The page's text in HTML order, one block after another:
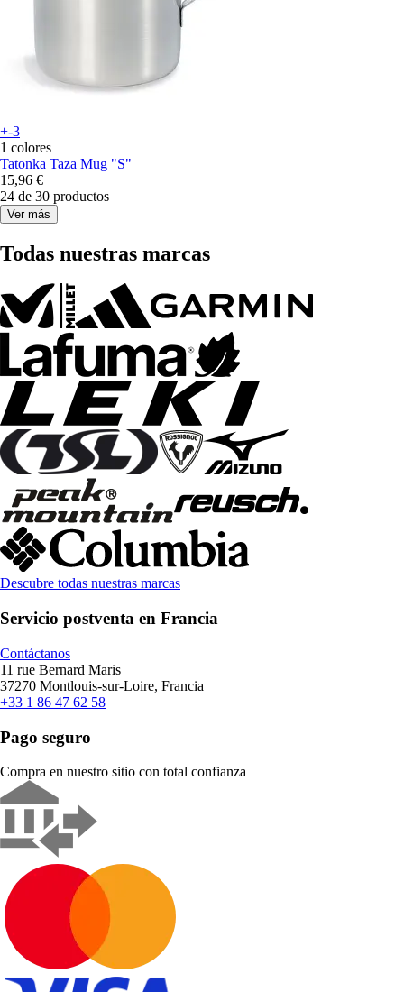
+-3
1 colores
Tatonka Taza Mug "S"
15,96 €
24 de 30 productos
Ver más
Todas nuestras marcas
Descubre todas nuestras marcas
Servicio postventa en Francia
Contáctanos
11 rue Bernard Maris
37270 Montlouis-sur-Loire, Francia
+33 1 86 47 62 58
Pago seguro
Compra en nuestro sitio con total confianza